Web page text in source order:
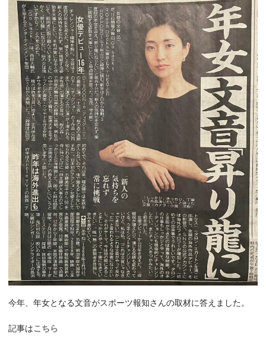
今年、年女となる文音がスポーツ報知さんの取材に答えました。
記事はこちら